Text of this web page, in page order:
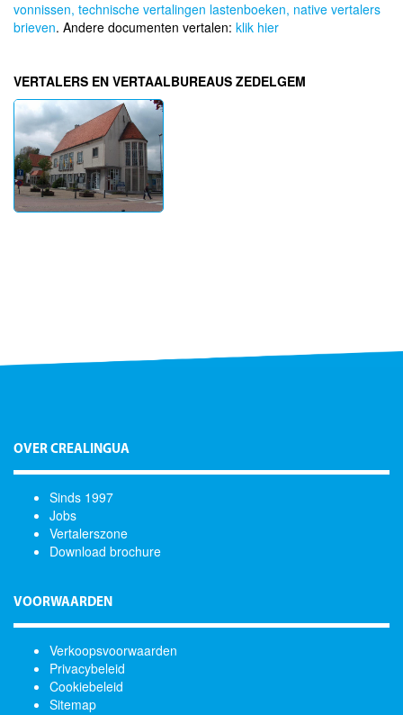
vonnissen, technische vertalingen lastenboeken, native vertalers
brieven. Andere documenten vertalen: klik hier
VERTALERS EN VERTAALBUREAUS ZEDELGEM
OVER CREALINGUA
Sinds 1997
Jobs
Vertalerszone
Download brochure
VOORWAARDEN
Verkoopsvoorwaarden
Privacybeleid
Cookiebeleid
Sitemap